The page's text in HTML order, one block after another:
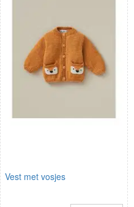
Vest met vosjes